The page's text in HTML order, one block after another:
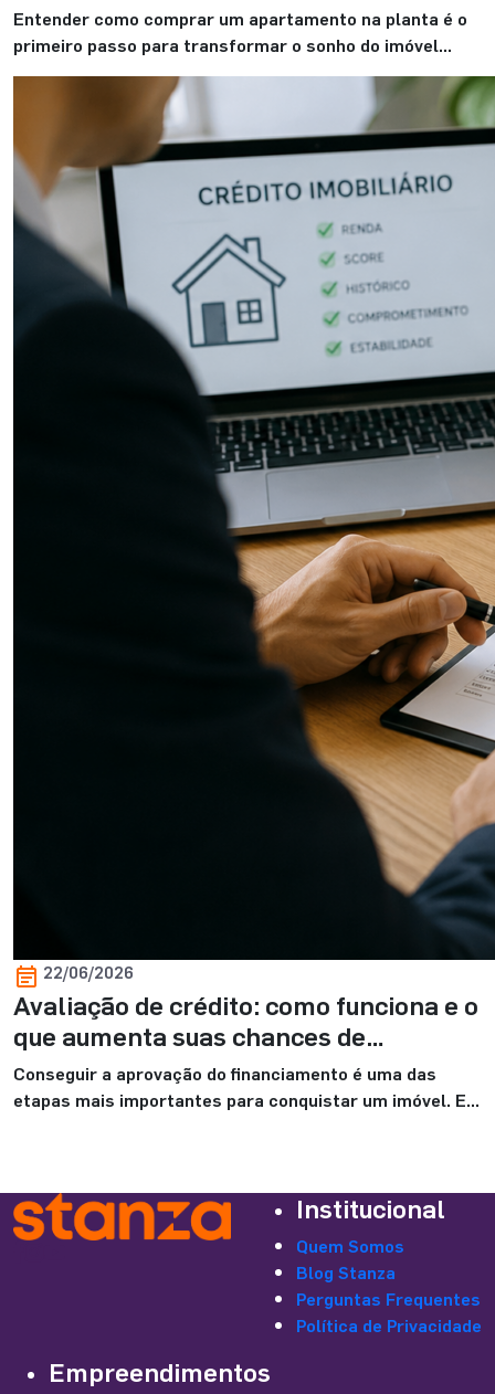
Entender como comprar um apartamento na planta é o
primeiro passo para transformar o sonho do imóvel
próprio em uma decisão mais segura e bem planejada.
Para você que está começando essa jornada, é normal
ter dúvidas sobre o valor de entrada, o financiamento, os
custos envolvidos e os cuidados necessários antes de
fechar negócio. […]
22/06/2026
Avaliação de crédito: como funciona e o
que aumenta suas chances de
aprovação
Conseguir a aprovação do financiamento é uma das
etapas mais importantes para conquistar um imóvel. E,
justamente para mostrar ao banco que o financiamento
cabe no seu bolso e pode acontecer […]
Institucional
Quem Somos
Blog Stanza
Perguntas Frequentes
Política de Privacidade
Empreendimentos